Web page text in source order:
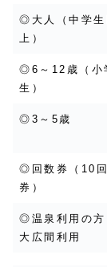
◎大人（中学生
上）
◎6～12歳（小
生）
◎3～5歳
◎回数券（10回
券）
◎温泉利用の
大広間利用